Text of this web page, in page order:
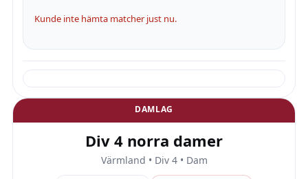
Kunde inte hämta matcher just nu.
DAMLAG
Div 4 norra damer
Värmland • Div 4 • Dam